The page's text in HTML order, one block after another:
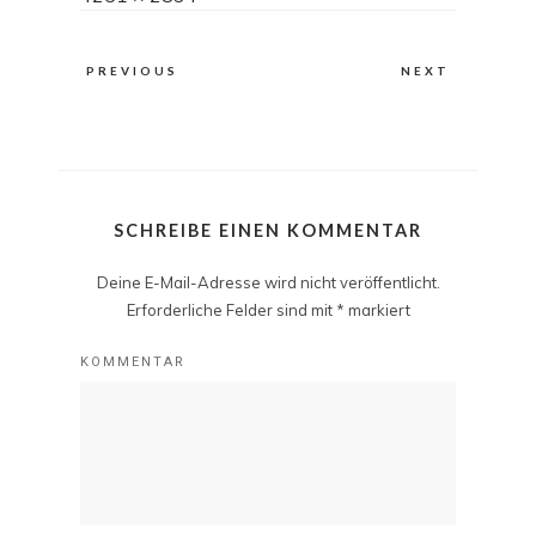
PREVIOUS NEXT
SCHREIBE EINEN KOMMENTAR
Deine E-Mail-Adresse wird nicht veröffentlicht.
Erforderliche Felder sind mit * markiert
KOMMENTAR